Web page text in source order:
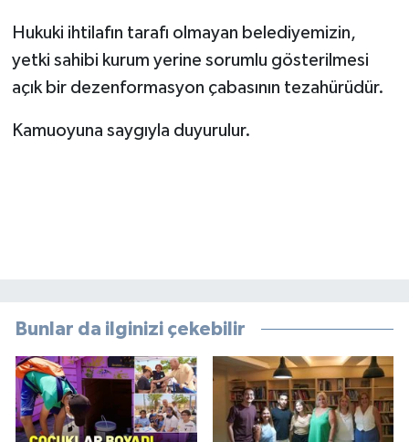
Hukuki ihtilafın tarafı olmayan belediyemizin,
yetki sahibi kurum yerine sorumlu gösterilmesi
açık bir dezenformasyon çabasının tezahürüdür.
Kamuoyuna saygıyla duyurulur.
Bunlar da ilginizi çekebilir